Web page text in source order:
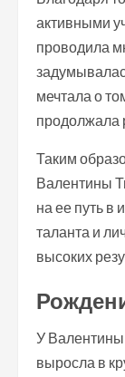
активными
проводила
мечтала о
продолжала
Таким
Валентины
на ее путь в
таланта и
высоких
У Валентины
выросла в